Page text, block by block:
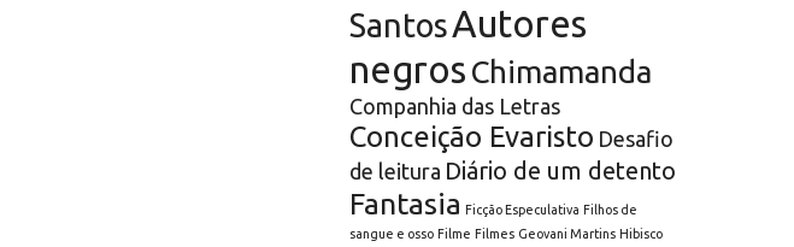
SantosAutores
negros Chimamanda
Companhia das Letras
Conceição Evaristo Desafio
de leitura Diário de um detento
Fantasia Ficção Especulativa Filhos de
sangue e osso Filme Filmes Geovani Martins Hibisco